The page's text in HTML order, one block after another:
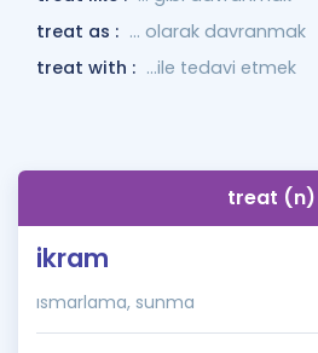
treat as : ... olarak davranmak
treat with : ...ile tedavi etmek
treat (n)
ikram
ısmarlama, sunma